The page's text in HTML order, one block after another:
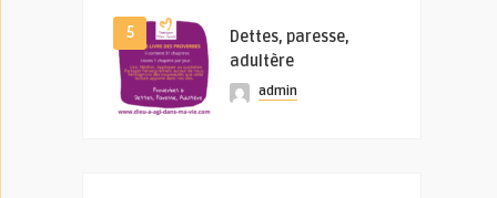
5
Dettes, paresse,
adultère
admin